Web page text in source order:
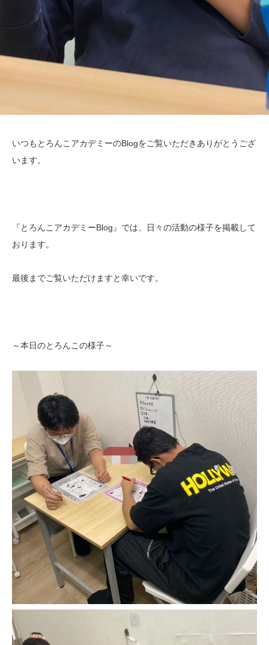
いつもとろんこアカデミーのBlogをご覧いただきありがとうござ
います。
『とろんこアカデミーBlog』では、日々の活動の様子を掲載して
おります。
最後までご覧いただけますと幸いです。
～本日のとろんこの様子～